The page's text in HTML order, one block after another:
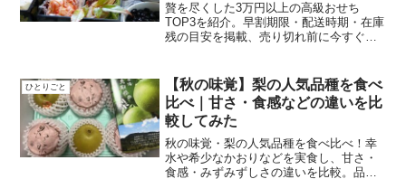
贅を尽くした3万円以上の高級おせち
TOP3を紹介。早割期限・配送時期・在庫
残の目安を掲載、売り切れ前に今すぐチ
ひとりごと
【秋の味覚】梨の人気品種を食べ
比べ｜甘さ・食感などの違いを比
較してみた
秋の味覚・梨の人気品種を食べ比べ！幸
水や希少なかおりなどを実食し、甘さ・
食感・みずみずしさの違いを比較。品種